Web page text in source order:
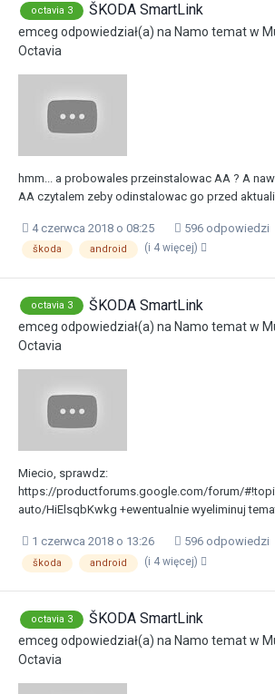
octavia 3 ŠKODA SmartLink
emceg odpowiedział(a) na Namo temat w
Octavia
hmm... a probowales przeinstalowac AA ? A
AA czytalem zeby odinstalowac go przed
4 czerwca 2018 o 08:25 596 odpowiedzi
škoda android (i 4 więcej)
octavia 3 ŠKODA SmartLink
emceg odpowiedział(a) na Namo temat w
Octavia
Miecio, sprawdz:
https://productforums.google.com/forum/
auto/HiElsqbKwkg +ewentualnie wyeliminuj
1 czerwca 2018 o 13:26 596 odpowiedzi
škoda android (i 4 więcej)
octavia 3 ŠKODA SmartLink
emceg odpowiedział(a) na Namo temat w
Octavia